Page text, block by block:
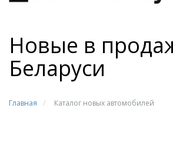
Новые в
Беларуси
Главная / Каталог новых автомобилей